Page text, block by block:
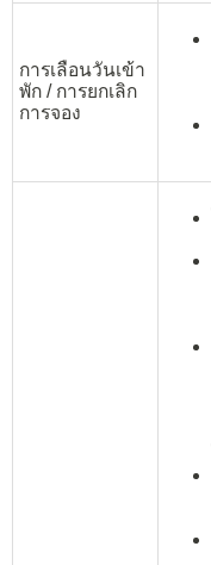
การเลือนวันเข้า
พัก / การยกเลิก
การจอง